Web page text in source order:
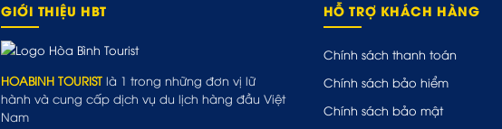
GIỚI THIỆU HBT
HOABINH TOURIST là 1 trong những đơn vị lữ
hành và cung cấp dịch vụ du lịch hàng đầu Việt
Nam
HỖ TRỢ KHÁCH HÀNG
Chính sách thanh toán
Chính sách bảo hiểm
Chính sách bảo mật